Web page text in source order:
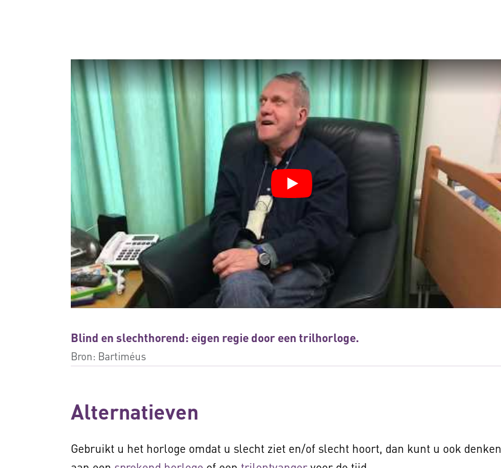
Blind en slechthorend: eigen regie door een trilhorloge.
Bron: Bartiméus
Alternatieven
Gebruikt u het horloge omdat u slecht ziet en/of slecht hoort, dan kunt u ook denken